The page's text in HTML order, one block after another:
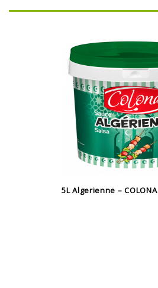
5L Algerienne – COLONA